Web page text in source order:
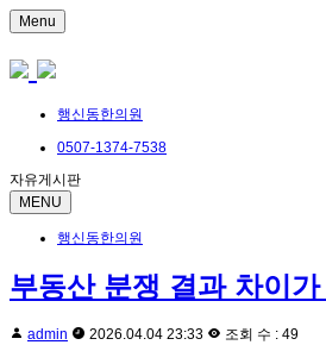
Menu
행신동한의원
0507-1374-7538
자유게시판
MENU
행신동한의원
부동산 분쟁 결과 차이가
admin 2026.04.04 23:33 조회 수 : 49